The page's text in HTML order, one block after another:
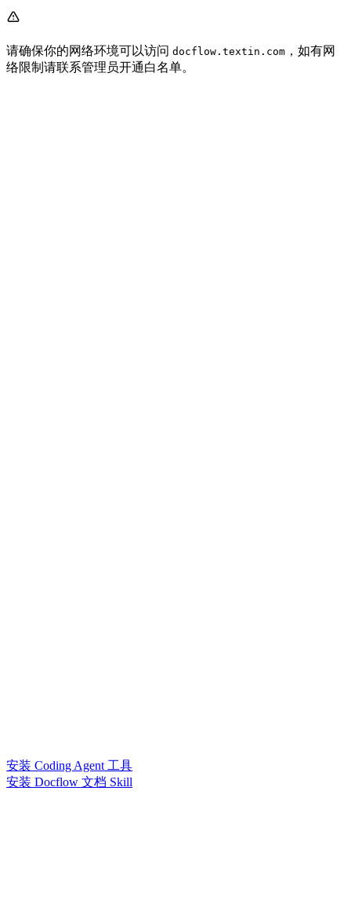
请确保你的网络环境可以访问 docflow.textin.com ，如有网
络限制请联系管理员开通白名单。
安装 Coding Agent 工具
安装 Docflow 文档 Skill